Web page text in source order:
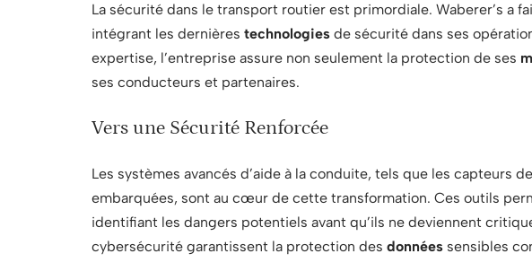
La sécurité dans le transport routier est primordiale. Waberer’s a
intégrant les dernières technologies de sécurité dans ses
expertise, l’entreprise assure non seulement la protection de ses
ses conducteurs et partenaires.
Vers une Sécurité Renforcée
Les systèmes avancés d’aide à la conduite, tels que les capteurs
embarquées, sont au cœur de cette transformation. Ces outils
identifiant les dangers potentiels avant qu’ils ne deviennent
cybersécurité garantissent la protection des données sensibles